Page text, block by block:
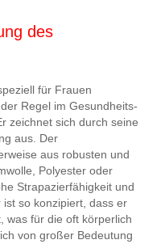
des
für Frauen
Regel im Gesundheits-
zeichnet sich durch seine
aus. Der
aus robusten und
Polyester oder
Strapazierfähigkeit und
so konzipiert, dass er
was für die oft körperlich
von großer Bedeutung